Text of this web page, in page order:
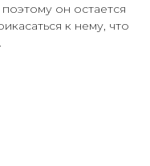
он остается
к нему, что